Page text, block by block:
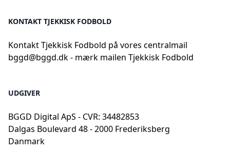
KONTAKT TJEKKISK FODBOLD
Kontakt Tjekkisk Fodbold på vores centralmail
bggd@bggd.dk- mærk mailen Tjekkisk Fodbold
UDGIVER
BGGD Digital ApS - CVR: 34482853
Dalgas Boulevard 48 - 2000 Frederiksberg
Danmark